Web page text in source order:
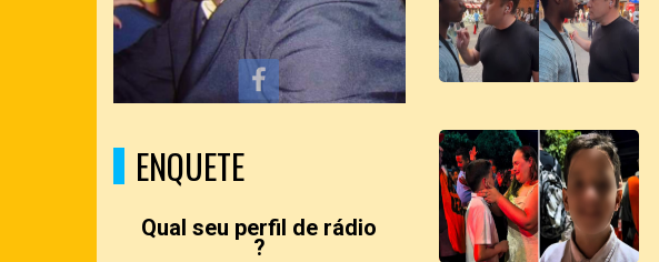
ENQUETE
Qual seu perfil de rádio
?